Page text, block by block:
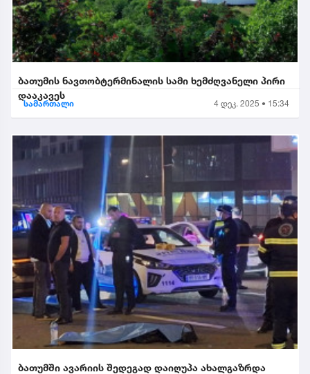
ბათუმის ნავთობტერმინალის სამი ხემძღვანელი პირი
დააკავეს
სამართალი 4 დეკ. 2025 • 15:34
ბათუმში ავარიის შედეგად დაიღუპა ახალგაზრდა